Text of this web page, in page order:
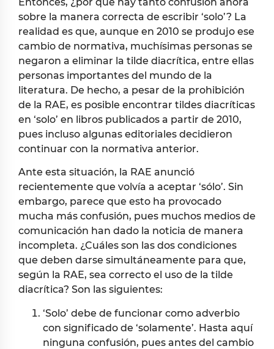
sobre la manera correcta de escribir ‘solo’? La
realidad es que, aunque en 2010 se produjo ese
cambio de normativa, muchísimas personas se
negaron a eliminar la tilde diacrítica, entre ellas
personas importantes del mundo de la
literatura. De hecho, a pesar de la prohibición
de la RAE, es posible encontrar tildes diacríticas
en ‘solo’ en libros publicados a partir de 2010,
pues incluso algunas editoriales decidieron
continuar con la normativa anterior.
Ante esta situación, la RAE anunció
recientemente que volvía a aceptar ‘sólo’. Sin
embargo, parece que esto ha provocado
mucha más confusión, pues muchos medios de
comunicación han dado la noticia de manera
incompleta. ¿Cuáles son las dos condiciones
que deben darse simultáneamente para que,
según la RAE, sea correcto el uso de la tilde
diacrítica? Son las siguientes:
‘Solo’ debe de funcionar como adverbio
con significado de ‘solamente’. Hasta aquí
ninguna confusión, pues antes del cambio